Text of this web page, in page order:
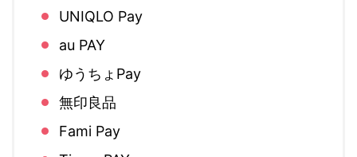
UNIQLO Pay
au PAY
ゆうちょPay
無印良品
Fami Pay